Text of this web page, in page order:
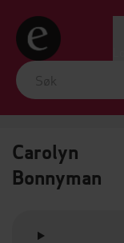
Carolyn
Bonnyman